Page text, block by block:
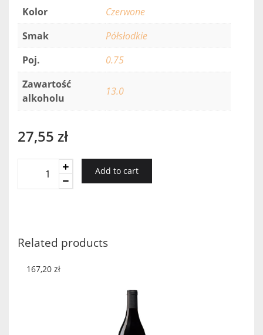
Kolor
Czerwone
Smak
Półsłodkie
Poj.
0.75
Zawartość
alkoholu
13.0
27,55 zł
quantity
Add to cart
Related products
167,20 zł